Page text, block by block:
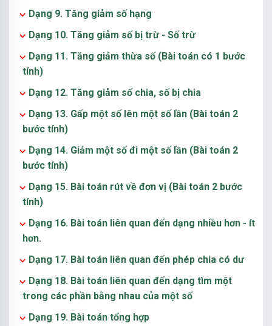
Dạng 9. Tăng giảm số hạng
Dạng 10. Tăng giảm số bị trừ - Số trừ
Dạng 11. Tăng giảm thừa số (Bài toán có 1 bước
tính)
Dạng 12. Tăng giảm số chia, số bị chia
Dạng 13. Gấp một số lên một số lần (Bài toán 2
bước tính)
Dạng 14. Giảm một số đi một số lần (Bài toán 2
bước tính)
Dạng 15. Bài toán rút về đơn vị (Bài toán 2 bước
tính)
Dạng 16. Bài toán liên quan đến dạng nhiều hơn - ít
hơn.
Dạng 17. Bài toán liên quan đến phép chia có dư
Dạng 18. Bài toán liên quan đến dạng tìm một
trong các phần bằng nhau của một số
Dạng 19. Bài toán tổng hợp